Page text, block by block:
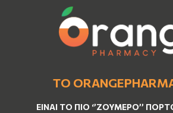
ΤΟ
ΕΊΝΑΙ ΤO ΠΙΟ ‘’ΖΟΥΜΕΡΌ’’